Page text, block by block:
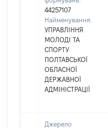
44257107
Найменування:
УПРАВЛІННЯ
МОЛОДІ ТА
СПОРТУ
ПОЛТАВСЬКОЇ
ОБЛАСНОЇ
ДЕРЖАВНОЇ
АДМІНІСТРАЦІЇ
Джерело